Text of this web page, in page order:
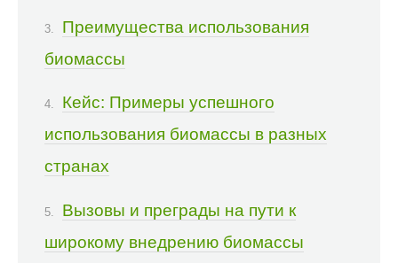
Преимущества использования
биомассы
Кейс: Примеры успешного
использования биомассы в разных
странах
Вызовы и преграды на пути к
широкому внедрению биомассы